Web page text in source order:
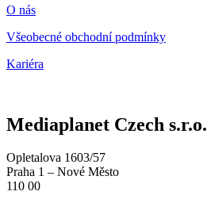
O nás
Všeobecné obchodní podmínky
Kariéra
Mediaplanet Czech s.r.o.
Opletalova 1603/57
Praha 1 – Nové Město
110 00